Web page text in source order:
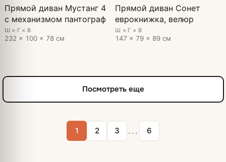
Прямой диван Мустанг 4
с механизмом пантограф
Ш × Г × В
232 × 100 × 78 см
Прямой диван Сонет
еврокнижка, велюр
Ш × Г × В
147 × 79 × 89 см
Посмотреть еще
1 2 3 ... 6